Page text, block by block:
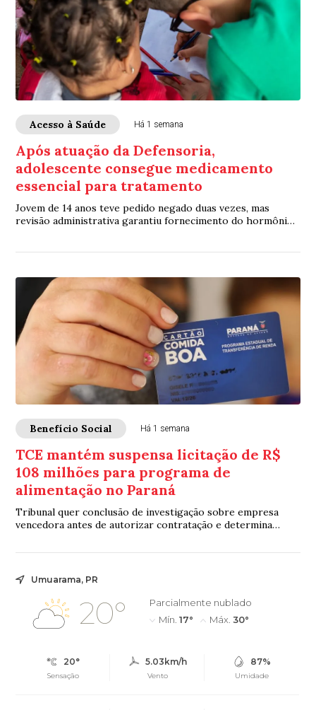
Acesso à Saúde Há 1 semana
Após atuação da Defensoria,
adolescente consegue medicamento
essencial para tratamento
Jovem de 14 anos teve pedido negado duas vezes, mas
revisão administrativa garantiu fornecimento do hormônio
Benefício Social Há 1 semana
TCE mantém suspensa licitação de R$
108 milhões para programa de
alimentação no Paraná
Tribunal quer conclusão de investigação sobre empresa
vencedora antes de autorizar contratação e determina
Umuarama, PR
20°
Parcialmente nublado
Mín. 17° Máx. 30°
20°
Sensação
5.03km/h
Vento
87%
Umidade